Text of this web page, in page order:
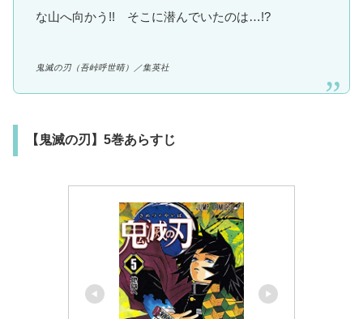
な山へ向かう!! そこに潜んでいたのは…!?
鬼滅の刃（吾峠呼世晴） ／集英社
【鬼滅の刃】5巻あらすじ